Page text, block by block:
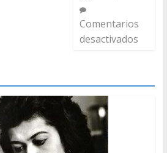
Comentarios
desactivados